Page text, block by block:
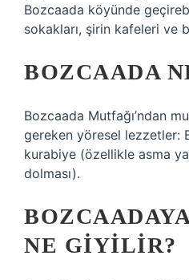
Bozcaada köyünde
sokakları, şirin kafeleri ve
BOZCAADA
Bozcaada Mutfağı’ndan
gereken yöresel lezzetler:
kurabiye (özellikle asma
dolması).
NE GIYILIR?